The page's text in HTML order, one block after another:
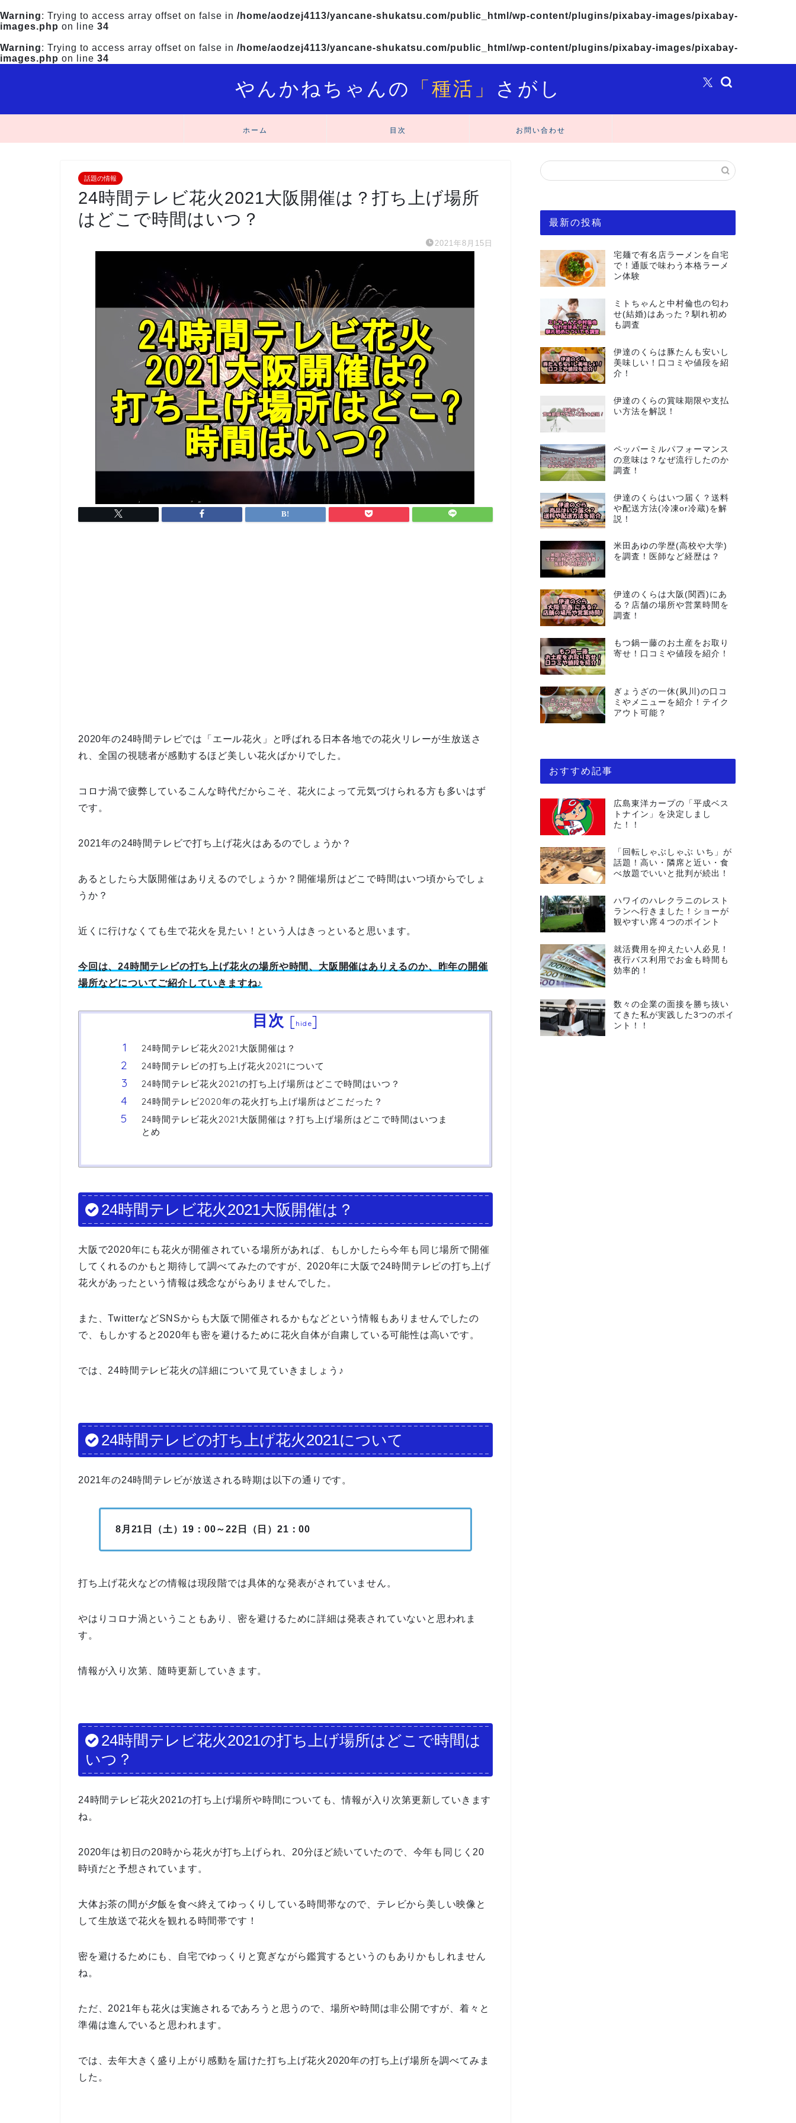
Warning: Trying to access array offset on false in /home/aodzej4113/yancane-shukatsu.com/public_html/wp-content/plugins/pixabay-images/pixabay-
images.php on line 34
Warning: Trying to access array offset on false in /home/aodzej4113/yancane-shukatsu.com/public_html/wp-content/plugins/pixabay-images/pixabay-
images.php on line 34
やんかねちゃんの 「種活」 さがし
ホーム 目次 お問い合わせ
話題の情報
24時間テレビ花火2021大阪開催は？打ち上げ場所
はどこで時間はいつ？
2021年8月15日
2020年の24時間テレビでは「エール花火」と呼ばれる日本各地での花火リレーが生放送さ
れ、全国の視聴者が感動するほど美しい花火ばかりでした。
コロナ渦で疲弊しているこんな時代だからこそ、花火によって元気づけられる方も多いはず
です。
2021年の24時間テレビで打ち上げ花火はあるのでしょうか？
あるとしたら大阪開催はありえるのでしょうか？開催場所はどこで時間はいつ頃からでしょ
うか？
近くに行けなくても生で花火を見たい！という人はきっといると思います。
今回は、24時間テレビの打ち上げ花火の場所や時間、大阪開催はありえるのか、昨年の開催
場所などについてご紹介していきますね♪
目次 [hide]
24時間テレビ花火2021大阪開催は？
24時間テレビの打ち上げ花火2021について
24時間テレビ花火2021の打ち上げ場所はどこで時間はいつ？
24時間テレビ2020年の花火打ち上げ場所はどこだった？
24時間テレビ花火2021大阪開催は？打ち上げ場所はどこで時間はいつま
とめ
24時間テレビ花火2021大阪開催は？
大阪で2020年にも花火が開催されている場所があれば、もしかしたら今年も同じ場所で開催
してくれるのかもと期待して調べてみたのですが、2020年に大阪で24時間テレビの打ち上げ
花火があったという情報は残念ながらありませんでした。
また、TwitterなどSNSからも大阪で開催されるかもなどという情報もありませんでしたの
で、もしかすると2020年も密を避けるために花火自体が自粛している可能性は高いです。
では、24時間テレビ花火の詳細について見ていきましょう♪
24時間テレビの打ち上げ花火2021について
2021年の24時間テレビが放送される時期は以下の通りです。
8月21日（土）19：00～22日（日）21：00
打ち上げ花火などの情報は現段階では具体的な発表がされていません。
やはりコロナ渦ということもあり、密を避けるために詳細は発表されていないと思われま
す。
情報が入り次第、随時更新していきます。
24時間テレビ花火2021の打ち上げ場所はどこで時間は
いつ？
24時間テレビ花火2021の打ち上げ場所や時間についても、情報が入り次第更新していきます
ね。
2020年は初日の20時から花火が打ち上げられ、20分ほど続いていたので、今年も同じく20
時頃だと予想されています。
大体お茶の間が夕飯を食べ終えてゆっくりしている時間帯なので、テレビから美しい映像と
して生放送で花火を観れる時間帯です！
密を避けるためにも、自宅でゆっくりと寛ぎながら鑑賞するというのもありかもしれません
ね。
ただ、2021年も花火は実施されるであろうと思うので、場所や時間は非公開ですが、着々と
準備は進んでいると思われます。
では、去年大きく盛り上がり感動を届けた打ち上げ花火2020年の打ち上げ場所を調べてみま
した。
最新の投稿
宅麺で有名店ラーメンを自宅
で！通販で味わう本格ラーメ
ン体験
ミトちゃんと中村倫也の匂わ
せ(結婚)はあった？馴れ初め
も調査
伊達のくらは豚たんも安いし
美味しい！口コミや値段を紹
介！
伊達のくらの賞味期限や支払
い方法を解説！
ペッパーミルパフォーマンス
の意味は？なぜ流行したのか
調査！
伊達のくらはいつ届く？送料
や配送方法(冷凍or冷蔵)を解
説！
米田あゆの学歴(高校や大学)
を調査！医師など経歴は？
伊達のくらは大阪(関西)にあ
る？店舗の場所や営業時間を
調査！
もつ鍋一藤のお土産をお取り
寄せ！口コミや値段を紹介！
ぎょうざの一休(夙川)の口コ
ミやメニューを紹介！テイク
アウト可能？
おすすめ記事
広島東洋カープの「平成ベス
トナイン」を決定しまし
た！！
「回転しゃぶしゃぶ いち」が
話題！高い・隣席と近い・食
べ放題でいいと批判が続出！
ハワイのハレクラニのレスト
ランへ行きました！ショーが
観やすい席４つのポイント
就活費用を抑えたい人必見！
夜行バス利用でお金も時間も
効率的！
数々の企業の面接を勝ち抜い
てきた私が実践した3つのポイ
ント！！